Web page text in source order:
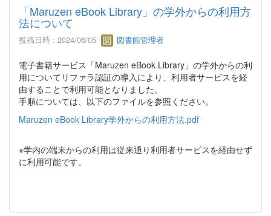
「Maruzen eBook Library」の学外からの利用方
法について
投稿日時 : 2024/06/05 図書館管理者
電子書籍サービス「Maruzen eBook Library」の学外からの利
用についてリファラ認証の導入により、利用者サービスを経
由することで利用可能となりました。
手順については、以下のファイルを参照ください。
Maruzen eBook Library学外からの利用方法.pdf
※学内の端末からの利用は従来通り利用者サービスを経由せず
に利用可能です。